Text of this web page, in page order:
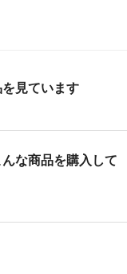
見ています
な商品を購入して